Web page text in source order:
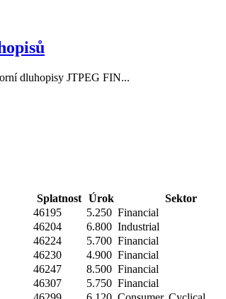
dluhopisy JTPEG FIN...
Splatnost Úrok Sektor
46195 5.250 Financial
46204 6.800 Industrial
46224 5.700 Financial
46230 4.900 Financial
46247 8.500 Financial
46307 5.750 Financial